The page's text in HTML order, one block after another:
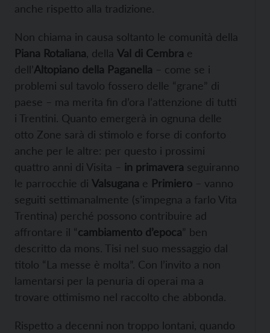
anche rispetto alla tradizione.
Non chiama in causa soltanto le comunità della
Piana Rotaliana, della Val di Cembra e
dell’Altopiano della Paganella – come se i
problemi sul tavolo fossero delle “grane” di
paese – ma merita fin d’ora l’attenzione di tutti
i Trentini. Quanto emergerà in ognuna delle
otto Zone sarà di stimolo e forse di conforto
anche per le altre: per questo i prossimi
quattro anni di Visita – in primavera seguiranno
le parrocchie di Valsugana e Primiero – vanno
seguiti settimanalmente (s’impegna a farlo Vita
Trentina) perché possono contribuire ad
affrontare il “cambiamento d’epoca” ben
descritto da mons. Tisi nel suo messaggio dal
titolo “La messe è molta”. Con l’invito a non
lamentarsi per la penuria di operai ma a
trovare ottimismo nel raccolto che abbonda.
Rispetto a decenni non troppo lontani, quando